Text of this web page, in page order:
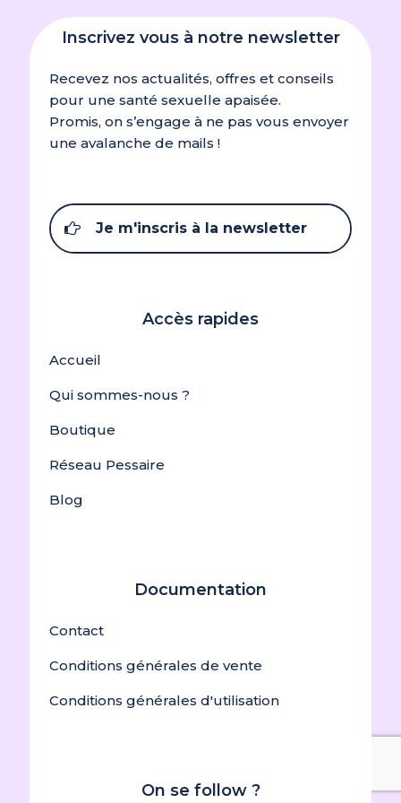
Inscrivez vous à notre newsletter
Recevez nos actualités, offres et conseils
pour une santé sexuelle apaisée.
Promis, on s’engage à ne pas vous envoyer
une avalanche de mails !
Je m'inscris à la newsletter
Accès rapides
Accueil
Qui sommes-nous ?
Boutique
Réseau Pessaire
Blog
Documentation
Contact
Conditions générales de vente
Conditions générales d'utilisation
On se follow ?